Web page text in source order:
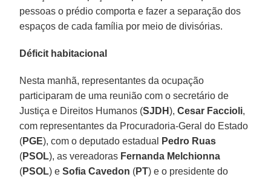
pessoas o prédio comporta e fazer a separação dos
espaços de cada família por meio de divisórias.
Déficit habitacional
Nesta manhã, representantes da ocupação
participaram de uma reunião com o secretário de
Justiça e Direitos Humanos (SJDH),Cesar Faccioli,
com representantes da Procuradoria-Geral do Estado
(PGE), com o deputado estadual
Pedro Ruas
(PSOL), as vereadoras Fernanda Melchionna
(PSOL) eSofia Cavedon (PT) e o presidente do